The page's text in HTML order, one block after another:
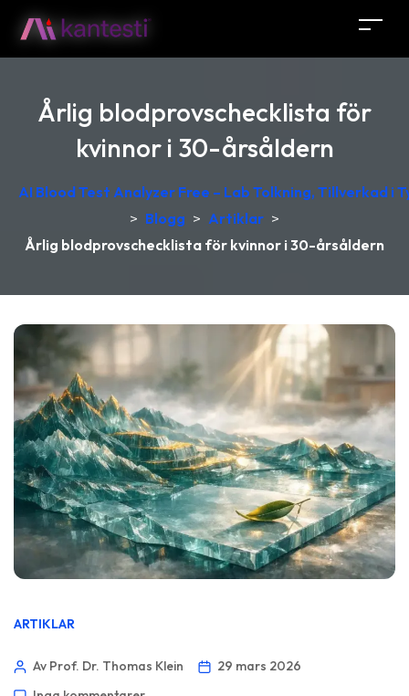
Årlig blodprovschecklista för
kvinnor i 30-årsåldern
AI Blood Test Analyzer Free – Lab Tolkning, Tillverkad i
> Blogg > Artiklar >
Årlig blodprovschecklista för kvinnor i 30-årsåldern
ARTIKLAR
Av Prof. Dr. Thomas Klein
29 mars 2026